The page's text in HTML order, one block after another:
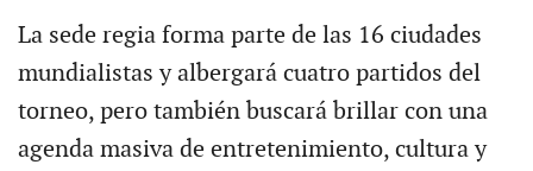
La sede regia forma parte de las 16 ciudades
mundialistas y albergará cuatro partidos del
torneo, pero también buscará brillar con una
agenda masiva de entretenimiento, cultura y